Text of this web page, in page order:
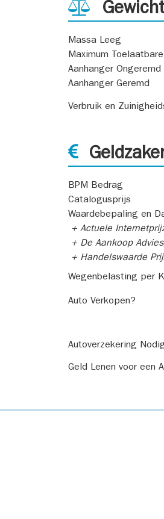
Massa Leeg
Maximum
Aanhanger Ongeremd
Aanhanger Geremd
Verbruik en
BPM Bedrag
Catalogusprijs
Waardebepaling en
+ Actuele
+ De Aankoop
+ Handelswaarde
Wegenbelasting per
Auto Verkopen?
Autoverzekering
Geld Lenen voor een